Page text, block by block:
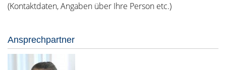
(Kontaktdaten, Angaben über Ihre Person etc.)
Ansprechpartner